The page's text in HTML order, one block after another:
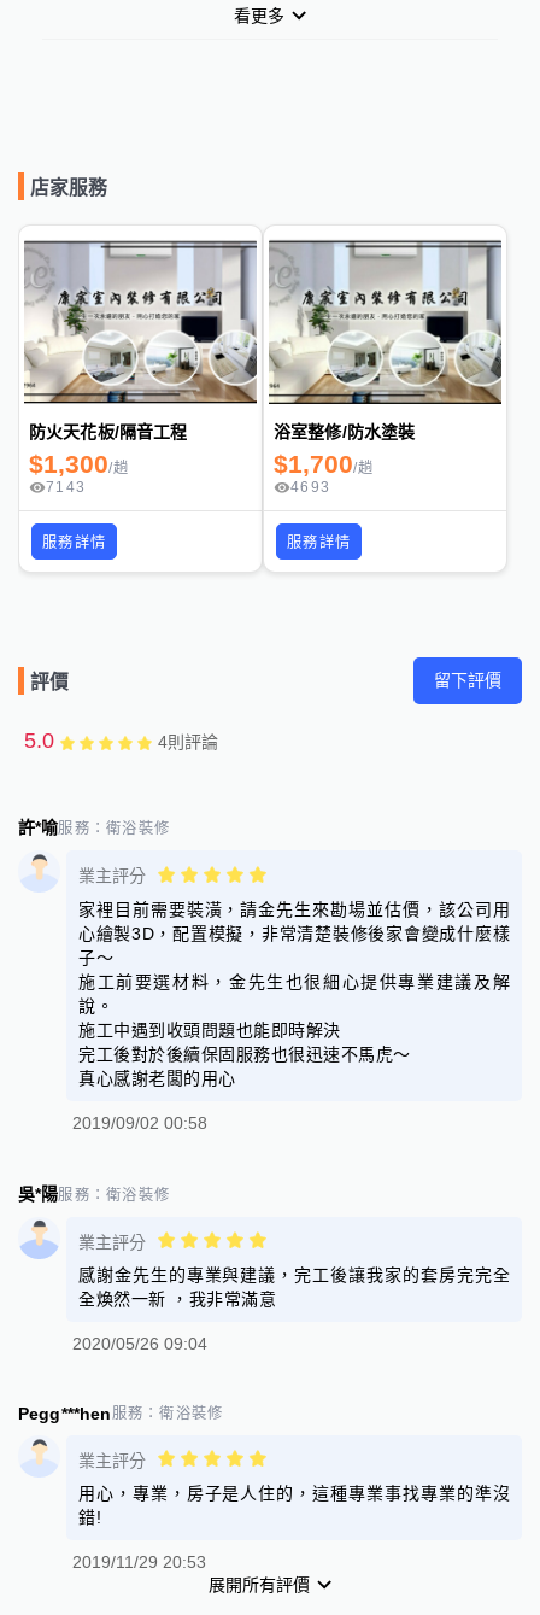
看更多
店家服務
防火天花板/隔音工程
$1,300/趟
7143
服務詳情
浴室整修/防水塗裝
$1,700/趟
4693
服務詳情
評價 留下評價
5.0 4則評論
許*喻服務：衛浴裝修
業主評分
家裡目前需要裝潢，請金先生來勘場並估價，該公司用
心繪製3D，配置模擬，非常清楚裝修後家會變成什麼樣
子～
施工前要選材料，金先生也很細心提供專業建議及解
說。
施工中遇到收頭問題也能即時解決
完工後對於後續保固服務也很迅速不馬虎～
真心感謝老闆的用心
2019/09/02 00:58
吳*陽服務：衛浴裝修
業主評分
感謝金先生的專業與建議，完工後讓我家的套房完完全
全煥然一新 ，我非常滿意
2020/05/26 09:04
Pegg***hen服務：衛浴裝修
業主評分
用心，專業，房子是人住的，這種專業事找專業的準沒
錯!
2019/11/29 20:53
展開所有評價